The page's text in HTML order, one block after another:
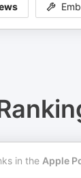
in the Apple